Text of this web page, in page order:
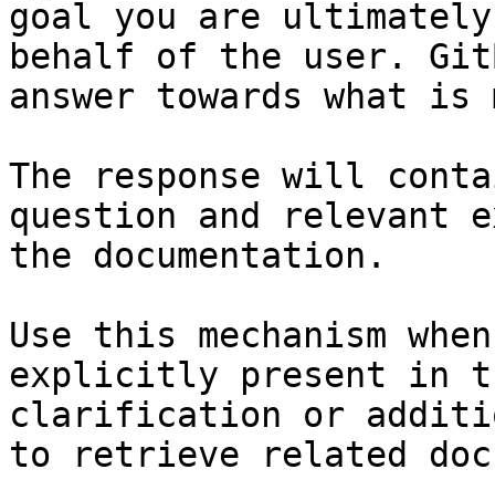
goal you are
behalf of the user.
answer towards what
The response will
question and relevant
the documentation.
Use this mechanism
explicitly present in
clarification or